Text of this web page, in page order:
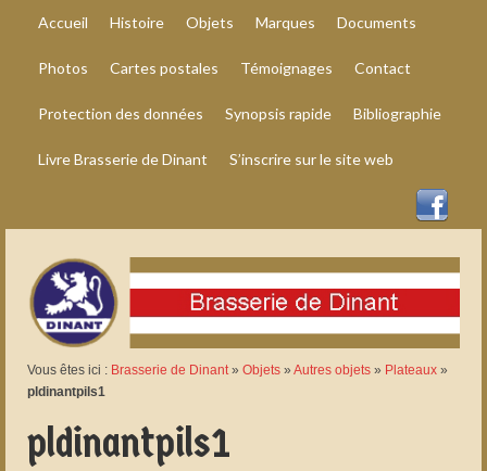
Accueil Histoire Objets Marques Documents
Photos Cartes postales Témoignages Contact
Protection des données Synopsis rapide Bibliographie
Livre Brasserie de Dinant S’inscrire sur le site web
Vous êtes ici : Brasserie de Dinant» Objets » Autres objets » Plateaux »
pldinantpils1
pldinantpils1